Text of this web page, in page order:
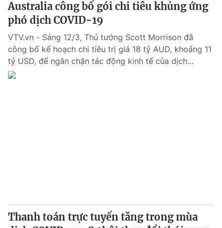
® Cấm sao chép dưới mọi hình thức nếu không có sự chấp
thuận bằng văn bản. Ghi rõ nguồn VTV.vn khi phát hành lại
thông tin từ website này.
Australia công bố gói chi tiêu khủng ứng
phó dịch COVID-19
VTV.vn - Sáng 12/3, Thủ tướng Scott Morrison đã
công bố kế hoạch chi tiêu trị giá 18 tỷ AUD, khoảng 11
tỷ USD, để ngăn chặn tác động kinh tế của dịch...
Thanh toán trực tuyến tăng trong mùa